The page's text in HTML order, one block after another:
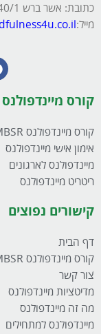
כתובת: אשר ברש 40/1, הרצליה
מייל:
קורס מיינדפולנס
קורס מיינדפולנס MBSR
אימון אישי מיינדפולנס
מיינדפולנס לארגונים
ריטריט מיינדפולנס
קישורים נפוצים
דף הבית
קורס מיינדפולנס MBSR
צור קשר
מדיטציות מיינדפולנס
מה זה מיינדפולנס
מיינדפולנס למתחילים